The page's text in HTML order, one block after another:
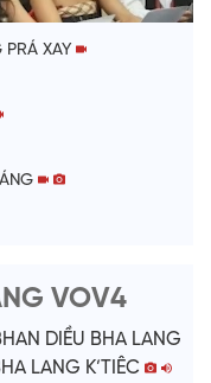
XAY
VOV4
DIỀU BHA LANG
LANG K’TIÊC